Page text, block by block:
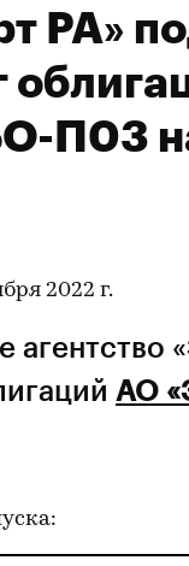
РА»
П03
2022 г.
агентство
АО